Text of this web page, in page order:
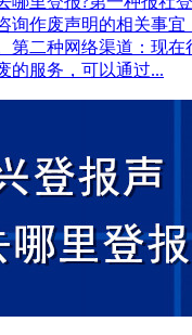
询作废声明的相关事宜
第二种网络渠道：现在
的服务，可以通过...